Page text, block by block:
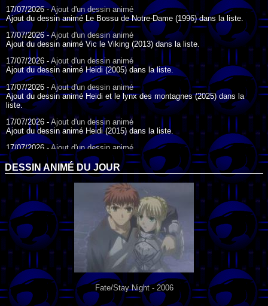
17/07/2026 -Ajout d'un dessin animé
Ajout du dessin animé Le Bossu de Notre-Dame (1996) dans la liste.
17/07/2026 -Ajout d'un dessin animé
Ajout du dessin animé Vic le Viking (2013) dans la liste.
17/07/2026 - Ajout d'un dessin animé
Ajout du dessin animé Heidi (2005) dans la liste.
17/07/2026 - Ajout d'un dessin animé
Ajout du dessin animé Heidi et le lynx des montagnes (2025) dans la
liste.
17/07/2026 - Ajout d'un dessin animé
Ajout du dessin animé Heidi (2015) dans la liste.
17/07/2026 - Ajout d'un dessin animé
Ajout du dessin animé Heidi (1995) dans la liste.
09/07/2026 -Ajout d'un dessin animé
Ajout du dessin animé Genki l'Aventurier de la Chance (2006) dans la
04/07/2026 -Ajout d'un dessin animé
Ajout du dessin animé Vilain Petit Canard (2000) dans la liste.
04/07/2026 - Ajout d'un dessin animé
Ajout du dessin animé Le Noël du vilain petit canard (2003) dans la liste.
DESSIN ANIMÉ DU JOUR
Fate/Stay Night - 2006